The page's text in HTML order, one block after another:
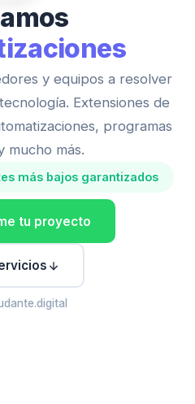
y equipos a resolver
Extensiones de
programas
mucho más.
más bajos garantizados
tu proyecto